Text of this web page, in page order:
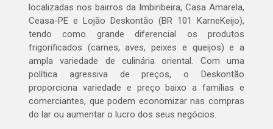
localizadas nos bairros da Imbiribeira, Casa Amarela,
Ceasa-PE e Lojão Deskontão (BR 101 KarneKeijo),
tendo como grande diferencial os produtos
frigorificados (carnes, aves, peixes e queijos) e a
ampla variedade de culinária oriental. Com uma
política agressiva de preços, o Deskontão
proporciona variedade e preço baixo a famílias e
comerciantes, que podem economizar nas compras
do lar ou aumentar o lucro dos seus negócios.